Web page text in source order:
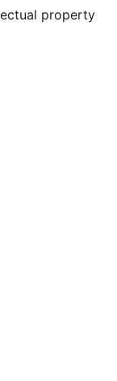
property